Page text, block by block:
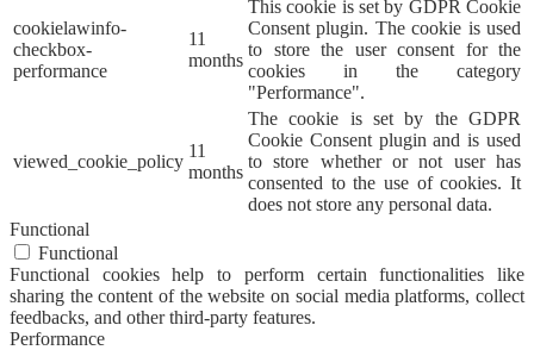
cookielawinfo-
checkbox-
performance
11
months
This cookie is set by GDPR Cookie
Consent plugin. The cookie is used
to store the user consent for the
cookies in the category
"Performance".
viewed_cookie_policy
11
months
The cookie is set by the GDPR
Cookie Consent plugin and is used
to store whether or not user has
consented to the use of cookies. It
does not store any personal data.
Functional
Functional
Functional cookies help to perform certain functionalities like
sharing the content of the website on social media platforms, collect
feedbacks, and other third-party features.
Performance